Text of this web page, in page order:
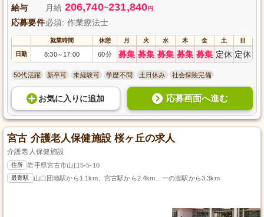
給与 月給 206,740~231,840円
応募要件必須: 作業療法士
就業時間 休憩 月 火 水 木 金 土 日
日勤 8:30～ 17:00 60分 募集 募集 募集 募集 募集 定休 定休
50代活躍 新卒可 未経験可 学歴不問 土日休み 社会保険完備
お気に入り に追加 応募画面へ進む
宮古 介護老人保健施設 桜ヶ丘の求人
介護老人保健施設
住所 岩手県宮古市山口5-5-10
最寄駅 山口団地駅から1.1km、宮古駅から2.4km、一の渡駅から3.3km